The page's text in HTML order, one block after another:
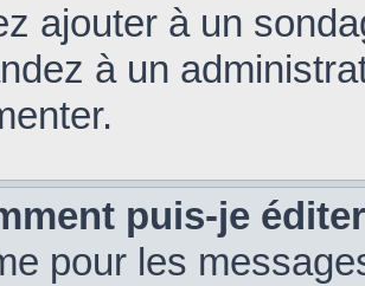
ajouter à un
à un
puis-je
pour les